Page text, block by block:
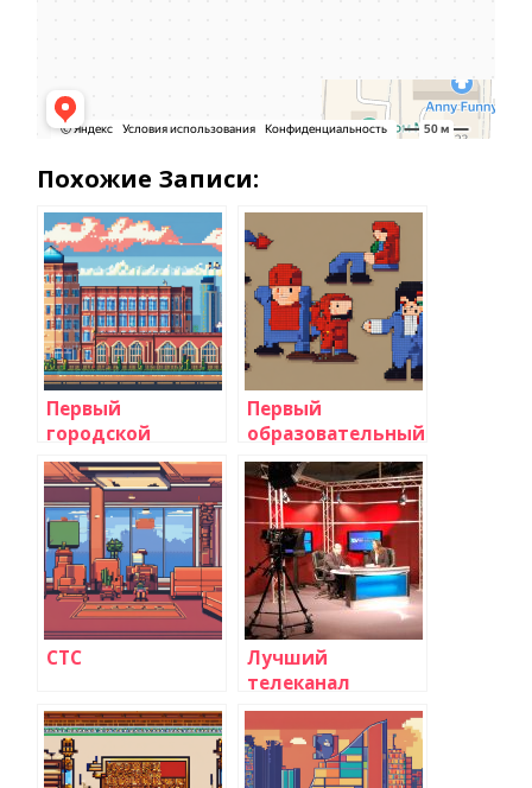
Похожие Записи:
Первый
городской
телеканал
Первый
образовательный
телеканал
СТС
Лучший
телеканал
новостей:
определяем
победителя